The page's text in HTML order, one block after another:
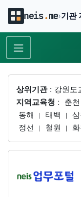
neis.me›기관
상위기관: 강원도
지역교육청 : 춘천
동해 태백
정선 철원